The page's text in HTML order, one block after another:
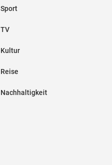
Sport
TV
Kultur
Reise
Nachhaltigkeit